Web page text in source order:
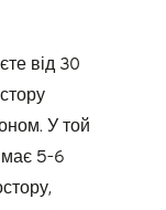
від 30
У той
має 5-6